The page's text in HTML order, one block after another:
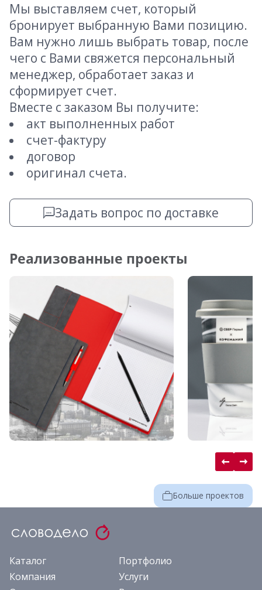
Мы выставляем счет, который
бронирует выбранную Вами позицию.
Вам нужно лишь выбрать товар, после
чего с Вами свяжется персональный
менеджер, обработает заказ и
сформирует счет.
Вместе с заказом Вы получите:
акт выполненных работ
счет-фактуру
договор
оригинал счета.
Задать вопрос по доставке
Реализованные проекты
Больше проектов
Каталог
Портфолио
Компания
Услуги